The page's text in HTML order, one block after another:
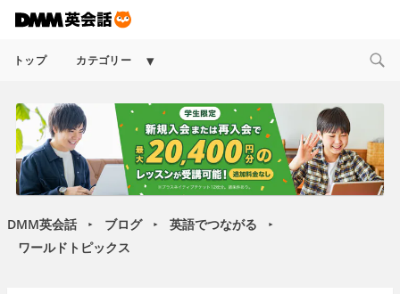
トップ カテゴリー
Expand
menu
DMM英会話 ► ブログ ► 英語でつながる ►
ワールドトピックス